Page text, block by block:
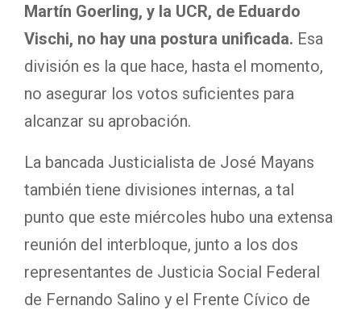
Martín Goerling, y la UCR, de Eduardo
Vischi, no hay una postura unificada. Esa
división es la que hace, hasta el momento,
no asegurar los votos suficientes para
alcanzar su aprobación.
La bancada Justicialista de José Mayans
también tiene divisiones internas, a tal
punto que este miércoles hubo una extensa
reunión del interbloque, junto a los dos
representantes de Justicia Social Federal
de Fernando Salino y el Frente Cívico de